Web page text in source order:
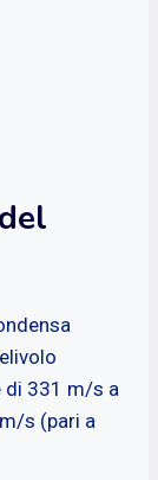
di 331 m/s a
s (pari a